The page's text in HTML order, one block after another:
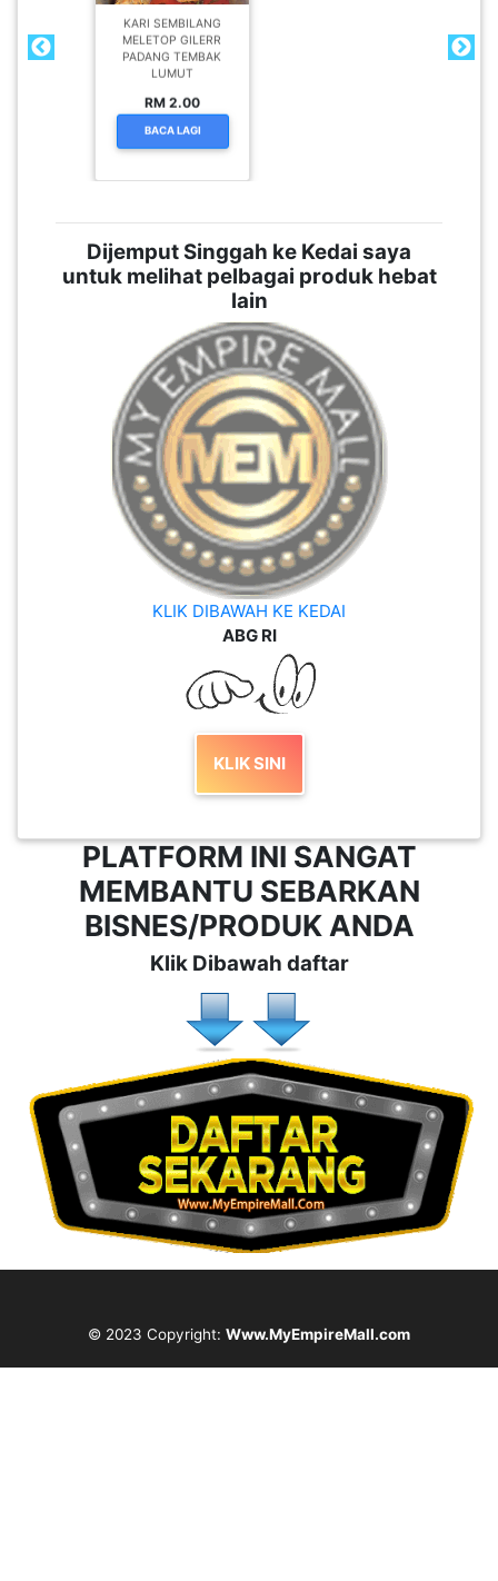
BACA LAGI
Dijemput Singgah ke Kedai saya
untuk melihat pelbagai produk hebat
KLIK DIBAWAH KE KEDAI
ABG RI
KLIK SINI
PLATFORM INI SANGAT
MEMBANTU SEBARKAN
BISNES/PRODUK ANDA
© 2023 Copyright:Www.MyEmpireMall.com